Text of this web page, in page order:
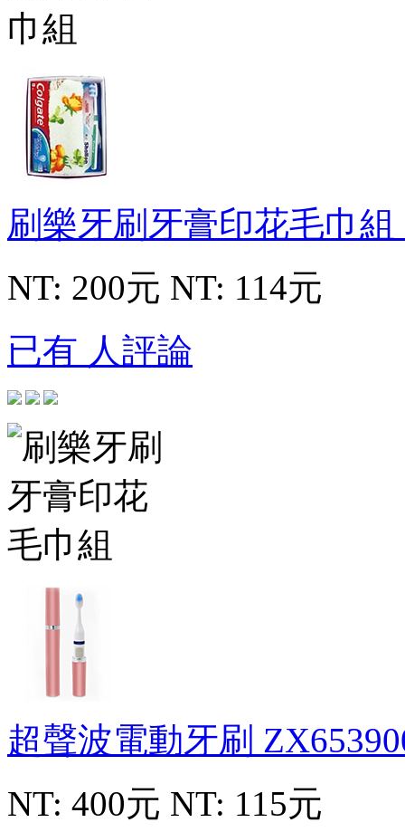
刷樂牙刷牙膏印花毛巾組
NT: 200元 NT: 114元
已有 人評論
超聲波電動牙刷
NT: 400元 NT: 115元